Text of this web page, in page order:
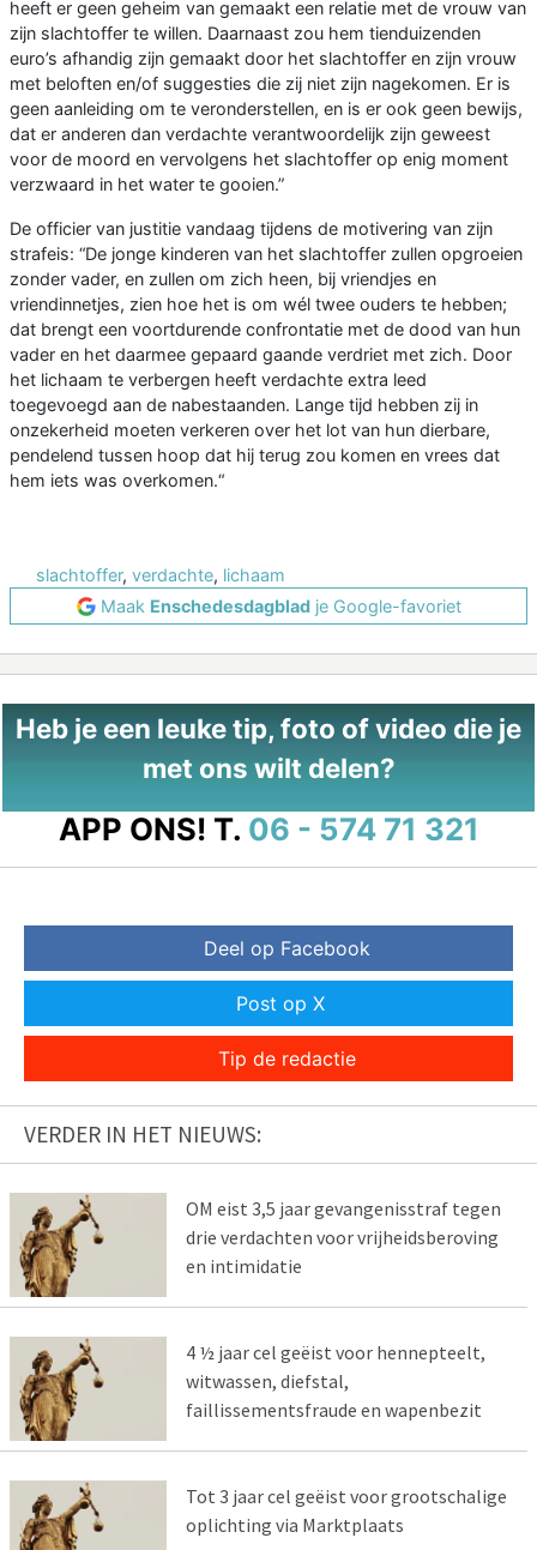
heeft er geen geheim van gemaakt een relatie met de vrouw van
zijn slachtoffer te willen. Daarnaast zou hem tienduizenden
euro’s afhandig zijn gemaakt door het slachtoffer en zijn vrouw
met beloften en/of suggesties die zij niet zijn nagekomen. Er is
geen aanleiding om te veronderstellen, en is er ook geen bewijs,
dat er anderen dan verdachte verantwoordelijk zijn geweest
voor de moord en vervolgens het slachtoffer op enig moment
verzwaard in het water te gooien.”
De officier van justitie vandaag tijdens de motivering van zijn
strafeis: “De jonge kinderen van het slachtoffer zullen opgroeien
zonder vader, en zullen om zich heen, bij vriendjes en
vriendinnetjes, zien hoe het is om wél twee ouders te hebben;
dat brengt een voortdurende confrontatie met de dood van hun
vader en het daarmee gepaard gaande verdriet met zich. Door
het lichaam te verbergen heeft verdachte extra leed
toegevoegd aan de nabestaanden. Lange tijd hebben zij in
onzekerheid moeten verkeren over het lot van hun dierbare,
pendelend tussen hoop dat hij terug zou komen en vrees dat
hem iets was overkomen.“
slachtoffer, verdachte, lichaam
Maak Enschedesdagbladje Google-favoriet
Heb je een leuke tip, foto of video die je
met ons wilt delen?
APP ONS! T. 06 - 574 71 321
Deel op Facebook
Post op X
Tip de redactie
VERDER IN HET NIEUWS:
OM eist 3,5 jaar gevangenisstraf tegen
drie verdachten voor vrijheidsberoving
en intimidatie
4 ½ jaar cel geëist voor hennepteelt,
witwassen, diefstal,
faillissementsfraude en wapenbezit
Tot 3 jaar cel geëist voor grootschalige
oplichting via Marktplaats